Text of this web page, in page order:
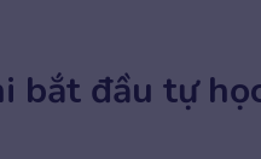
bắt đầu tự